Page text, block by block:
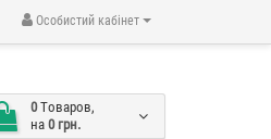
Особистий кабінет
0 Tоваров,
на 0 грн.